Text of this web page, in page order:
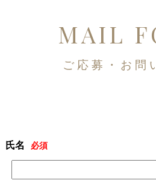
MAIL
ご応募・お問
氏名 必須